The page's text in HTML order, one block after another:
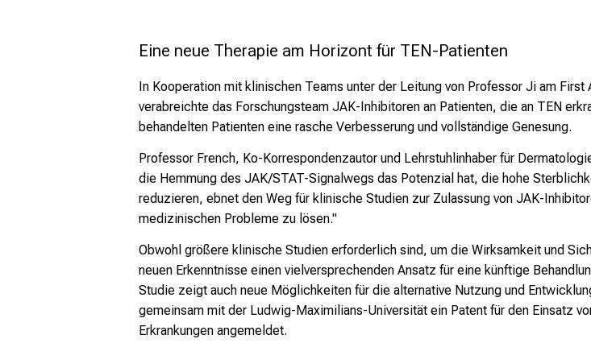
Eine neue Therapie am Horizont für TEN-Patienten
In Kooperation mit klinischen Teams unter der Leitung von Professor Ji am
verabreichte das Forschungsteam JAK-Inhibitoren an Patienten, die an TEN
behandelten Patienten eine rasche Verbesserung und vollständige Genesung.
Professor French, Ko-Korrespondenzautor und Lehrstuhlinhaber für
die Hemmung des JAK/STAT-Signalwegs das Potenzial hat, die hohe
reduzieren, ebnet den Weg für klinische Studien zur Zulassung von JAK-
medizinischen Probleme zu lösen."
Obwohl größere klinische Studien erforderlich sind, um die Wirksamkeit und
neuen Erkenntnisse einen vielversprechenden Ansatz für eine künftige
Studie zeigt auch neue Möglichkeiten für die alternative Nutzung und
gemeinsam mit der Ludwig-Maximilians-Universität ein Patent für den Einsatz
Erkrankungen angemeldet.